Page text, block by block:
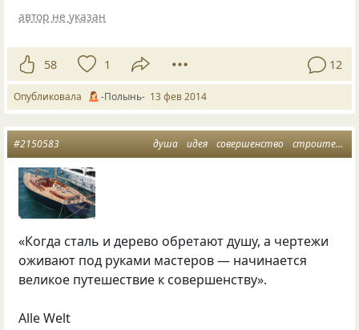
автор не указан
58 1 12
Опубликовала -Полынь- 13 фев 2014
душа идея совершенство строительство
#2150583
«Когда сталь и дерево обретают душу, а чертежи
оживают под руками мастеров — начинается
великое путешествие к совершенству».
Alle Welt